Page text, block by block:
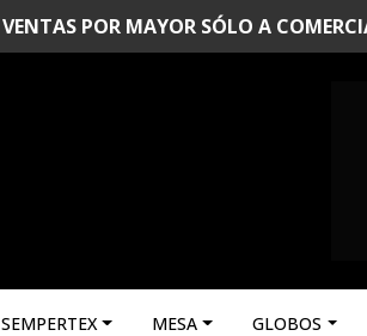
VENTAS POR MAYOR SÓLO A
SEMPERTEX MESA GLOBOS